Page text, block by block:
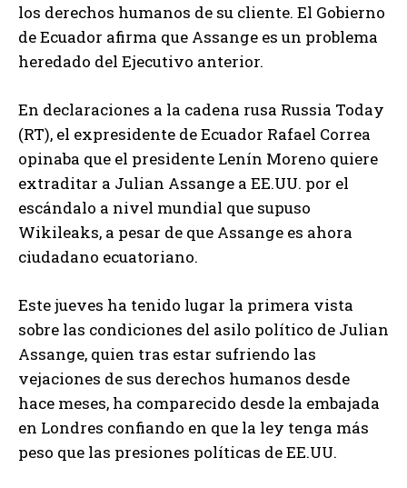
los derechos humanos de su cliente. El Gobierno
de Ecuador afirma que Assange es un problema
heredado del Ejecutivo anterior.
En declaraciones a la cadena rusa Russia Today
(RT), el expresidente de Ecuador Rafael Correa
opinaba que el presidente Lenín Moreno quiere
extraditar a Julian Assange a EE.UU. por el
escándalo a nivel mundial que supuso
Wikileaks, a pesar de que Assange es ahora
ciudadano ecuatoriano.
Este jueves ha tenido lugar la primera vista
sobre las condiciones del asilo político de Julian
Assange, quien tras estar sufriendo las
vejaciones de sus derechos humanos desde
hace meses, ha comparecido desde la embajada
en Londres confiando en que la ley tenga más
peso que las presiones políticas de EE.UU.